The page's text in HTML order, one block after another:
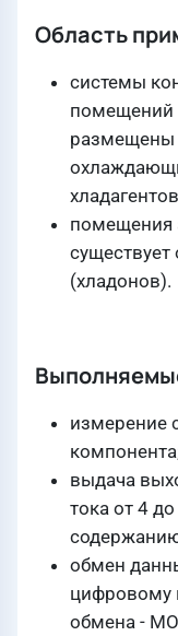
Область
системы
помещений
размещены
помещения
существует
(хладонов).
измерение
выдача
тока от 4
обмен
цифровому
обмена -